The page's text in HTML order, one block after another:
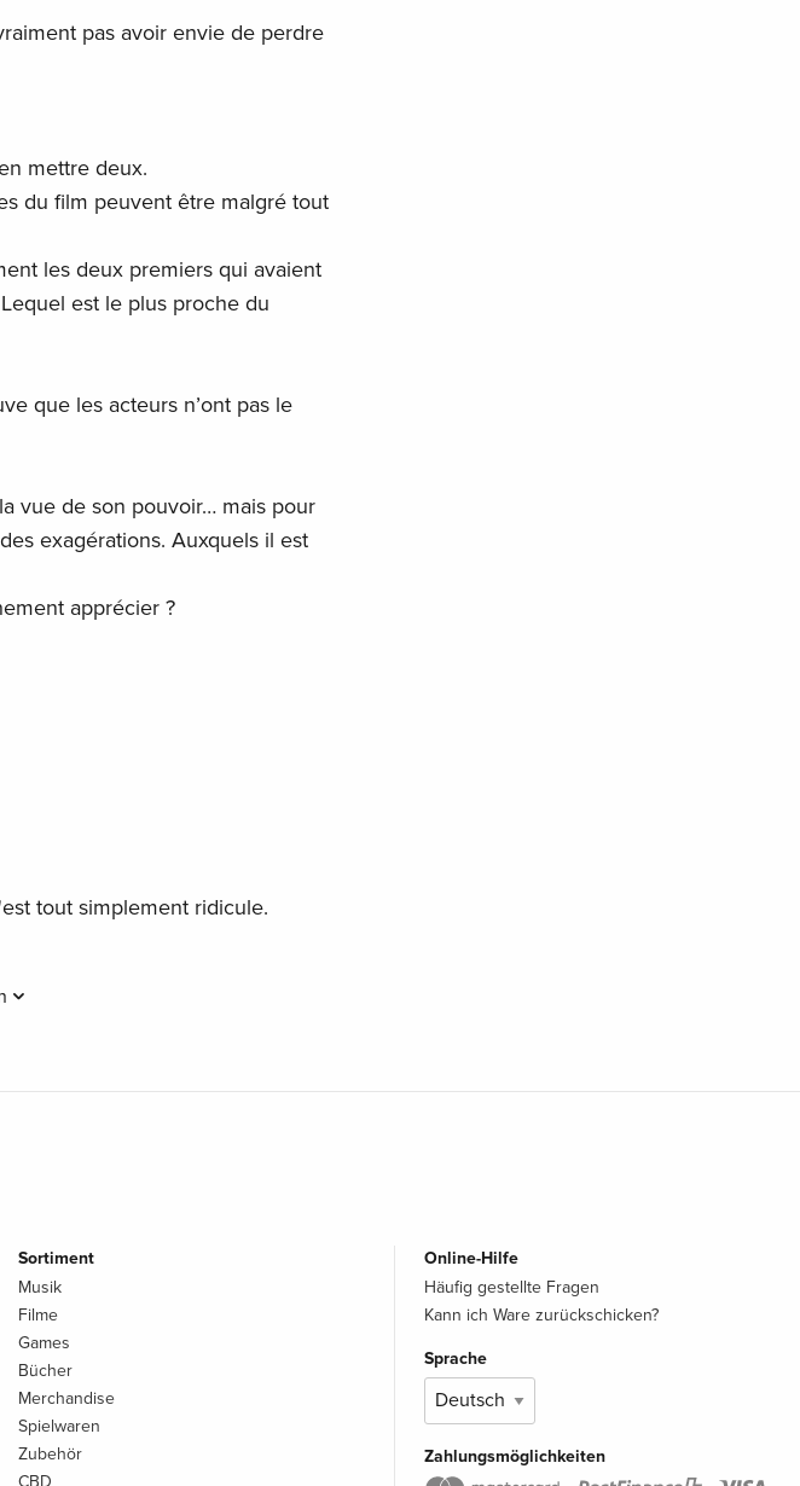
pas avoir envie de perdre
mettre deux.
du film peuvent être malgré tout
les deux premiers qui avaient
est le plus proche du
que les acteurs n’ont pas le
vue de son pouvoir… mais pour
exagérations. Auxquels il est
apprécier ?
tout simplement ridicule.
Sortiment
Musik
Filme
Games
Bücher
Merchandise
Spielwaren
Zubehör
CBD
Online-Hilfe
Häufig gestellte Fragen
Kann ich Ware zurückschicken?
Sprache
Zahlungsmöglichkeiten